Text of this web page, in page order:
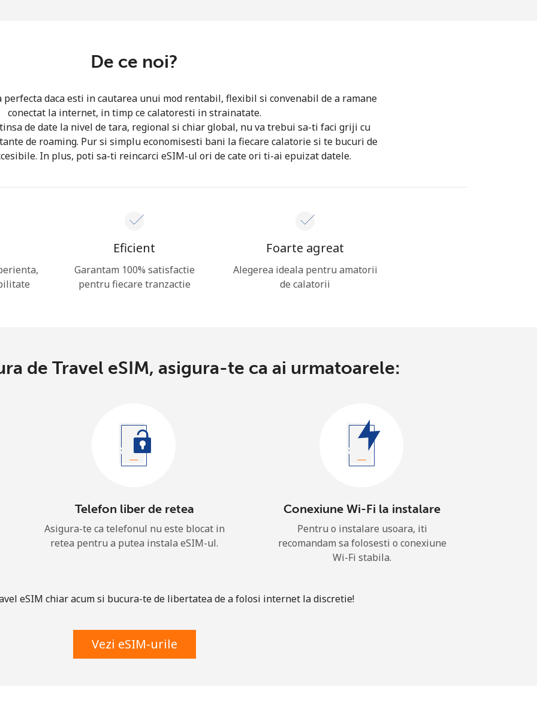
De ce noi?
daca esti in cautarea unui mod rentabil, flexibil si convenabil de a ramane
conectat la internet, in timp ce calatoresti in strainatate.
de date la nivel de tara, regional si chiar global, nu va trebui sa-ti faci griji cu
de roaming. Pur si simplu economisesti bani la fiecare calatorie si te bucuri de
In plus, poti sa-ti reincarci eSIM-ul ori de cate ori ti-ai epuizat datele.
Eficient
Garantam 100% satisfactie
pentru fiecare tranzactie
Foarte agreat
Alegerea ideala pentru amatorii
de calatorii
de Travel eSIM, asigura-te ca ai urmatoarele:
Telefon liber de retea
Asigura-te ca telefonul nu este blocat in
retea pentru a putea instala eSIM-ul.
Conexiune Wi-Fi la instalare
Pentru o instalare usoara, iti
recomandam sa folosesti o conexiune
Wi-Fi stabila.
eSIM chiar acum si bucura-te de libertatea de a folosi internet la discretie!
Vezi eSIM-urile